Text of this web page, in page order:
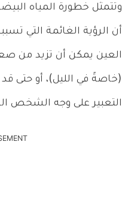
وتتمثل خطورة المياه
أن الرؤية الغائمة التي
العين يمكن أن تزيد من
(خاصةً في الليل)، أو حتى
التعبير على وجه الشخص